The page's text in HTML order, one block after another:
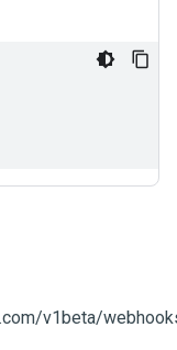
v1beta/